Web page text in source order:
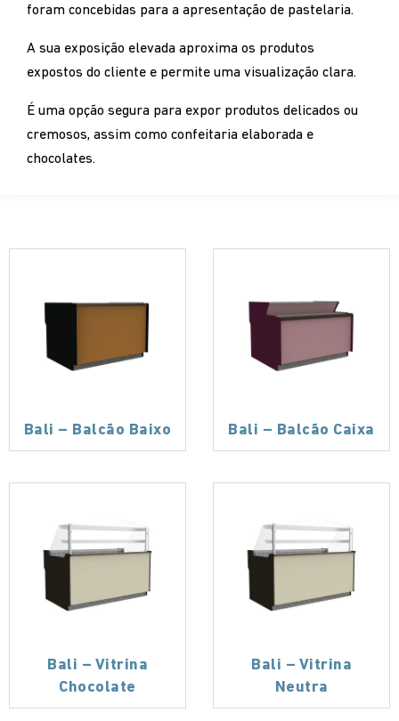
foram concebidas para a apresentação de pastelaria.
A sua exposição elevada aproxima os produtos
expostos do cliente e permite uma visualização clara.
É uma opção segura para expor produtos delicados ou
cremosos, assim como confeitaria elaborada e
chocolates.
Bali – Balcão Baixo Bali – Balcão Caixa
Bali – Vitrina
Chocolate
Bali – Vitrina
Neutra